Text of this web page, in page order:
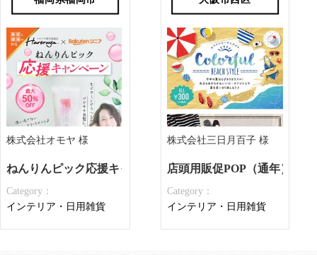
株式会社オモヤ 様
ねんりんピック応援キャンペーンチラシ
Category：
インテリア・日用雑貨
株式会社三日月百子 様
店頭用販促POP（通年）
Category：
インテリア・日用雑貨